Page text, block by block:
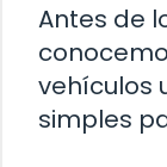
Antes de
vehículos
simples